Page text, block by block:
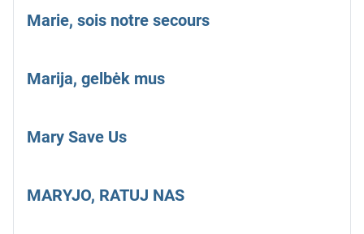
Marie, sois notre secours
Marija, gelbėk mus
Mary Save Us
MARYJO, RATUJ NAS